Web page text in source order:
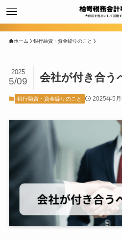
ホーム 銀行融資・資金繰りのこと
会社が付き合う
2025
5/09
銀行融資・資金繰りのこと 2025年5月